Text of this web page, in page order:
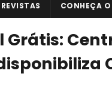
CONHEÇA
Grátis: